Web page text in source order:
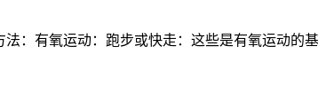
：有氧运动：跑步或快走：这些是有氧运动的